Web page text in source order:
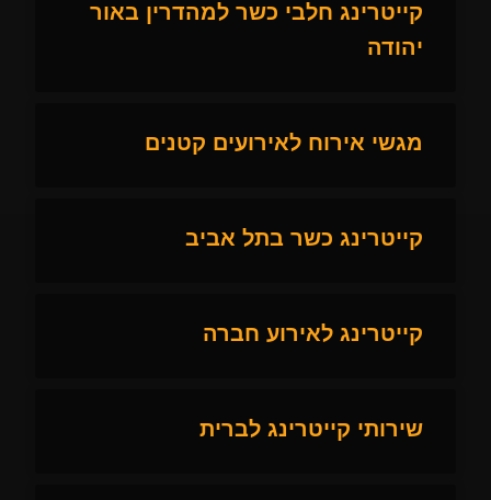
קייטרינג חלבי כשר למהדרין באור
יהודה
מגשי אירוח לאירועים קטנים
קייטרינג כשר בתל אביב
קייטרינג לאירוע חברה
שירותי קייטרינג לברית